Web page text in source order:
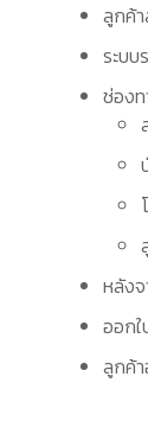
ลูกค้า
ระบ
ช่องท
หลังจ
ออก
ลูกค้า